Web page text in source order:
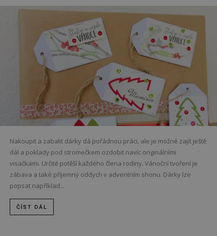
Nakoupit a zabalit dárky dá pořádnou práci, ale je možné zajít ještě
dál a poklady pod stromečkem ozdobit navíc originálními
visačkami. Určitě potěší každého člena rodiny. Vánoční tvoření je
zábava a také příjemný oddych v adventním shonu. Dárky lze
popsat například...
ČÍST DÁL